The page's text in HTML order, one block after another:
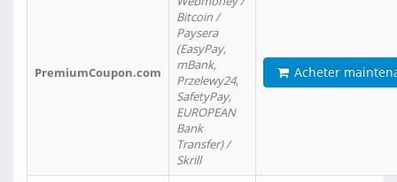
PremiumCoupon.com
Bitcoin /
Paysera
(EasyPay,
mBank,
Przelewy24,
SafetyPay,
EUROPEAN
Bank
Transfer) /
Skrill
Acheter